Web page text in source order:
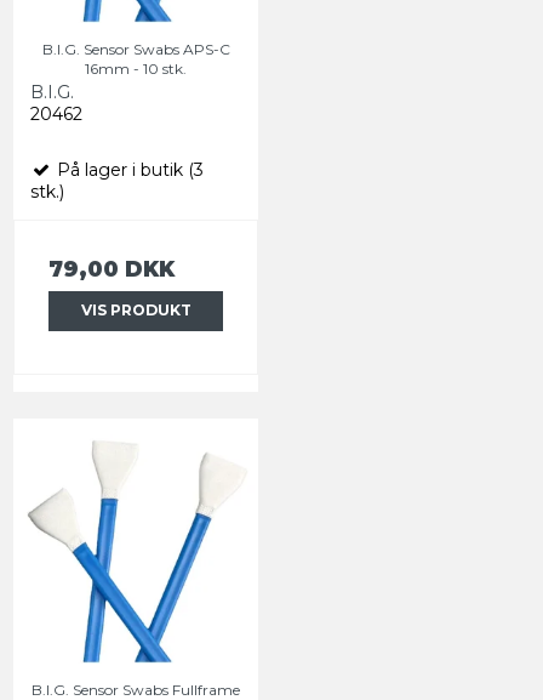
B.I.G. Sensor Swabs APS-C
16mm - 10 stk.
B.I.G.
20462
På lager i butik (3
stk.)
79,00 DKK
VIS PRODUKT
B.I.G. Sensor Swabs Fullframe